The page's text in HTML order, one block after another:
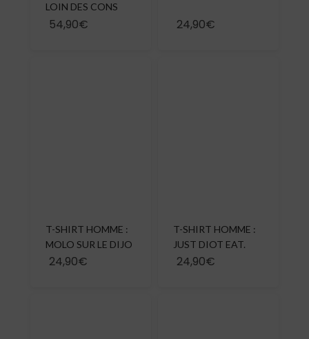
LOIN DES CONS
54,90€ 24,90€
T-SHIRT HOMME :
MOLO SUR LE DIJO
24,90€
T-SHIRT HOMME :
JUST DIOT EAT.
24,90€